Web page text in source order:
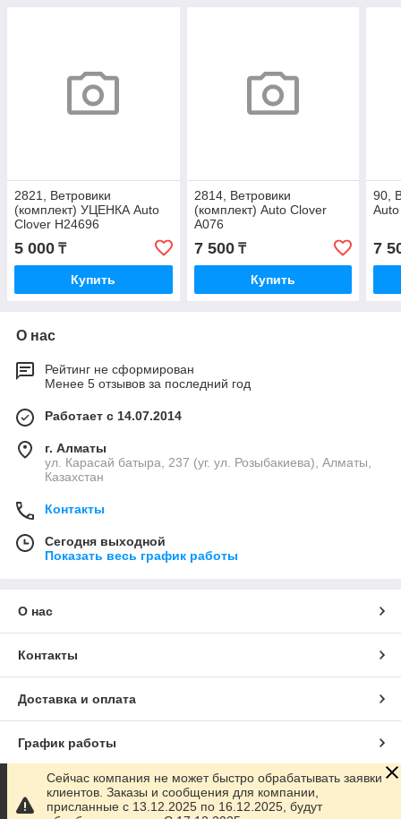
2821, Ветровики
(комплект) УЦЕНКА Auto
Clover H24696
5 000 ₸
Купить
2814, Ветровики
(комплект) Auto Clover
A076
7 500₸
Купить
90,
7
О нас
Рейтинг не сформирован
Менее 5 отзывов за последний год
Работает с 14.07.2014
г. Алматы
ул. Карасай батыра, 237 (уг. ул. Розыбакиева), Алматы,
Казахстан
Контакты
Сегодня выходной
Показать весь график работы
О нас
Контакты
Доставка и оплата
График работы
Полная версия сайта
Сейчас компания не может быстро обрабатывать заявки
клиентов. Заказы и сообщения для компании,
присланные с 13.12.2025 по 16.12.2025, будут